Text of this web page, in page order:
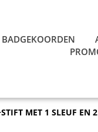
BADGEKOORDEN
MET 1 SLEUF